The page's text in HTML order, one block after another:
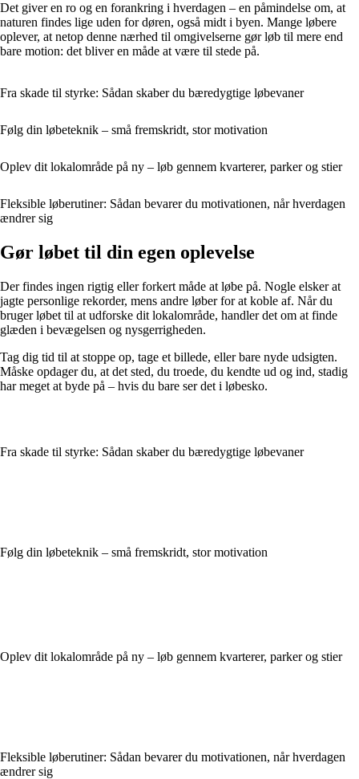
Det giver en ro og en forankring i hverdagen – en påmindelse om, at
naturen findes lige uden for døren, også midt i byen. Mange løbere
oplever, at netop denne nærhed til omgivelserne gør løb til mere end
bare motion: det bliver en måde at være til stede på.
Fra skade til styrke: Sådan skaber du bæredygtige løbevaner
Følg din løbeteknik – små fremskridt, stor motivation
Oplev dit lokalområde på ny – løb gennem kvarterer, parker og stier
Fleksible løberutiner: Sådan bevarer du motivationen, når hverdagen
ændrer sig
Gør løbet til din egen oplevelse
Der findes ingen rigtig eller forkert måde at løbe på. Nogle elsker at
jagte personlige rekorder, mens andre løber for at koble af. Når du
bruger løbet til at udforske dit lokalområde, handler det om at finde
glæden i bevægelsen og nysgerrigheden.
Tag dig tid til at stoppe op, tage et billede, eller bare nyde udsigten.
Måske opdager du, at det sted, du troede, du kendte ud og ind, stadig
har meget at byde på – hvis du bare ser det i løbesko.
Fra skade til styrke: Sådan skaber du bæredygtige løbevaner
Følg din løbeteknik – små fremskridt, stor motivation
Oplev dit lokalområde på ny – løb gennem kvarterer, parker og stier
Fleksible løberutiner: Sådan bevarer du motivationen, når hverdagen
ændrer sig